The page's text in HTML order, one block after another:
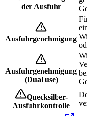
der Ausfuhr
Ausfuhrgenehmigung
Ausfuhrgenehmigung
(Dual use)
Quecksilber-
Ausfuhrkontrolle